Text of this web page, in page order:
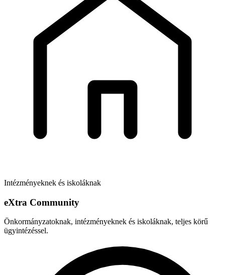
Intézményeknek és iskoláknak
eXtra Community
Önkormányzatoknak, intézményeknek és iskoláknak, teljes körű
ügyintézéssel.